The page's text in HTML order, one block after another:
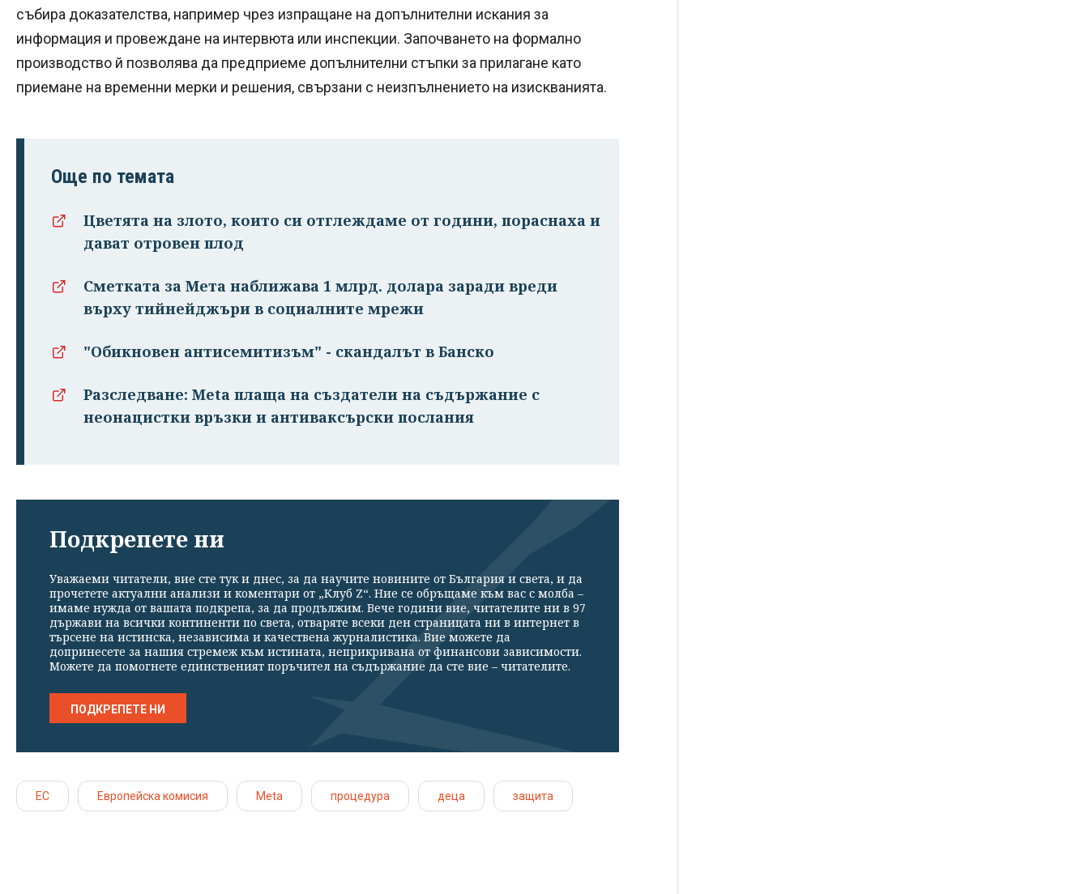
събира доказателства, например чрез изпращане на допълнителни искания за
информация и провеждане на интервюта или инспекции. Започването на формално
производство й позволява да предприеме допълнителни стъпки за прилагане като
приемане на временни мерки и решения, свързани с неизпълнението на изискванията.
Още по темата
Цветята на злото, които си отглеждаме от години, пораснаха и
дават отровен плод
Сметката за Мета наближава 1 млрд. долара заради вреди
върху тийнейджъри в социалните мрежи
"Обикновен антисемитизъм" - скандалът в Банско
Разследване: Meta плаща на създатели на съдържание с
неонацистки връзки и антиваксърски послания
Подкрепете ни
Уважаеми читатели, вие сте тук и днес, за да научите новините от България и света, и да
прочетете актуални анализи и коментари от „Клуб Z“. Ние се обръщаме към вас с молба –
имаме нужда от вашата подкрепа, за да продължим. Вече години вие, читателите ни в 97
държави на всички континенти по света, отваряте всеки ден страницата ни в интернет в
търсене на истинска, независима и качествена журналистика. Вие можете да
допринесете за нашия стремеж към истината, неприкривана от финансови зависимости.
Можете да помогнете единственият поръчител на съдържание да сте вие – читателите.
ПОДКРЕПЕТЕ НИ
ЕС Европейска комисия Meta процедура деца защита